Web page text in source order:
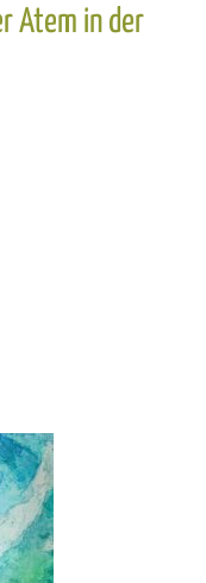
Atem in der